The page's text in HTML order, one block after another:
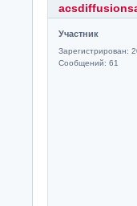
Участник
Зарегистрирован:
Сообщений: 61